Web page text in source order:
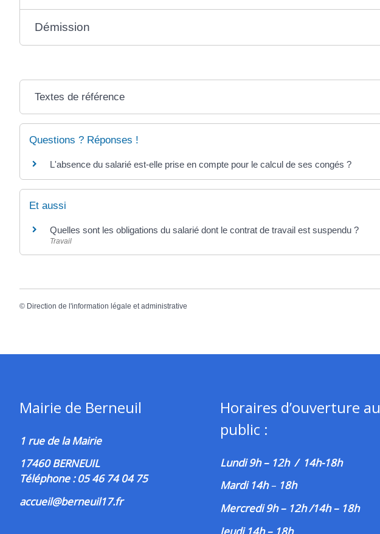
Démission
Textes de référence
Questions ? Réponses !
L'absence du salarié est-elle prise en compte pour le calcul de ses congés ?
Et aussi
Quelles sont les obligations du salarié dont le contrat de travail est suspendu ?
Travail
© Direction de l'information légale et administrative
Mairie de Berneuil
1 rue de la Mairie
17460 BERNEUIL
Téléphone : 05 46 74 04 75
accueil@berneuil17.fr
Horaires d’ouverture au
public :
Lundi 9h – 12h / 14h-18h
Mardi 14h– 18h
Mercredi 9h – 12h /14h – 18h